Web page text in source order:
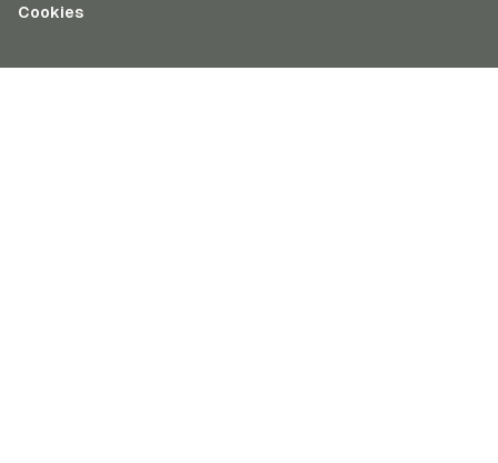
Cookies